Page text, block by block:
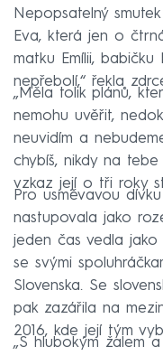
Nepopsatelný
Eva, která jen o
matku Emílii, babičku
nepřebolí,“ řekla
„Měla tolik plánů,
nemohu uvěřit,
neuvidím a
chybíš, nikdy na
vzkaz její o tři roky
Pro usměvavou
nastupovala jako
jeden čas vedla jako
se svými
Slovenska. Se
pak zazářila na
2016, kde její tým
„S hlubokým žalem